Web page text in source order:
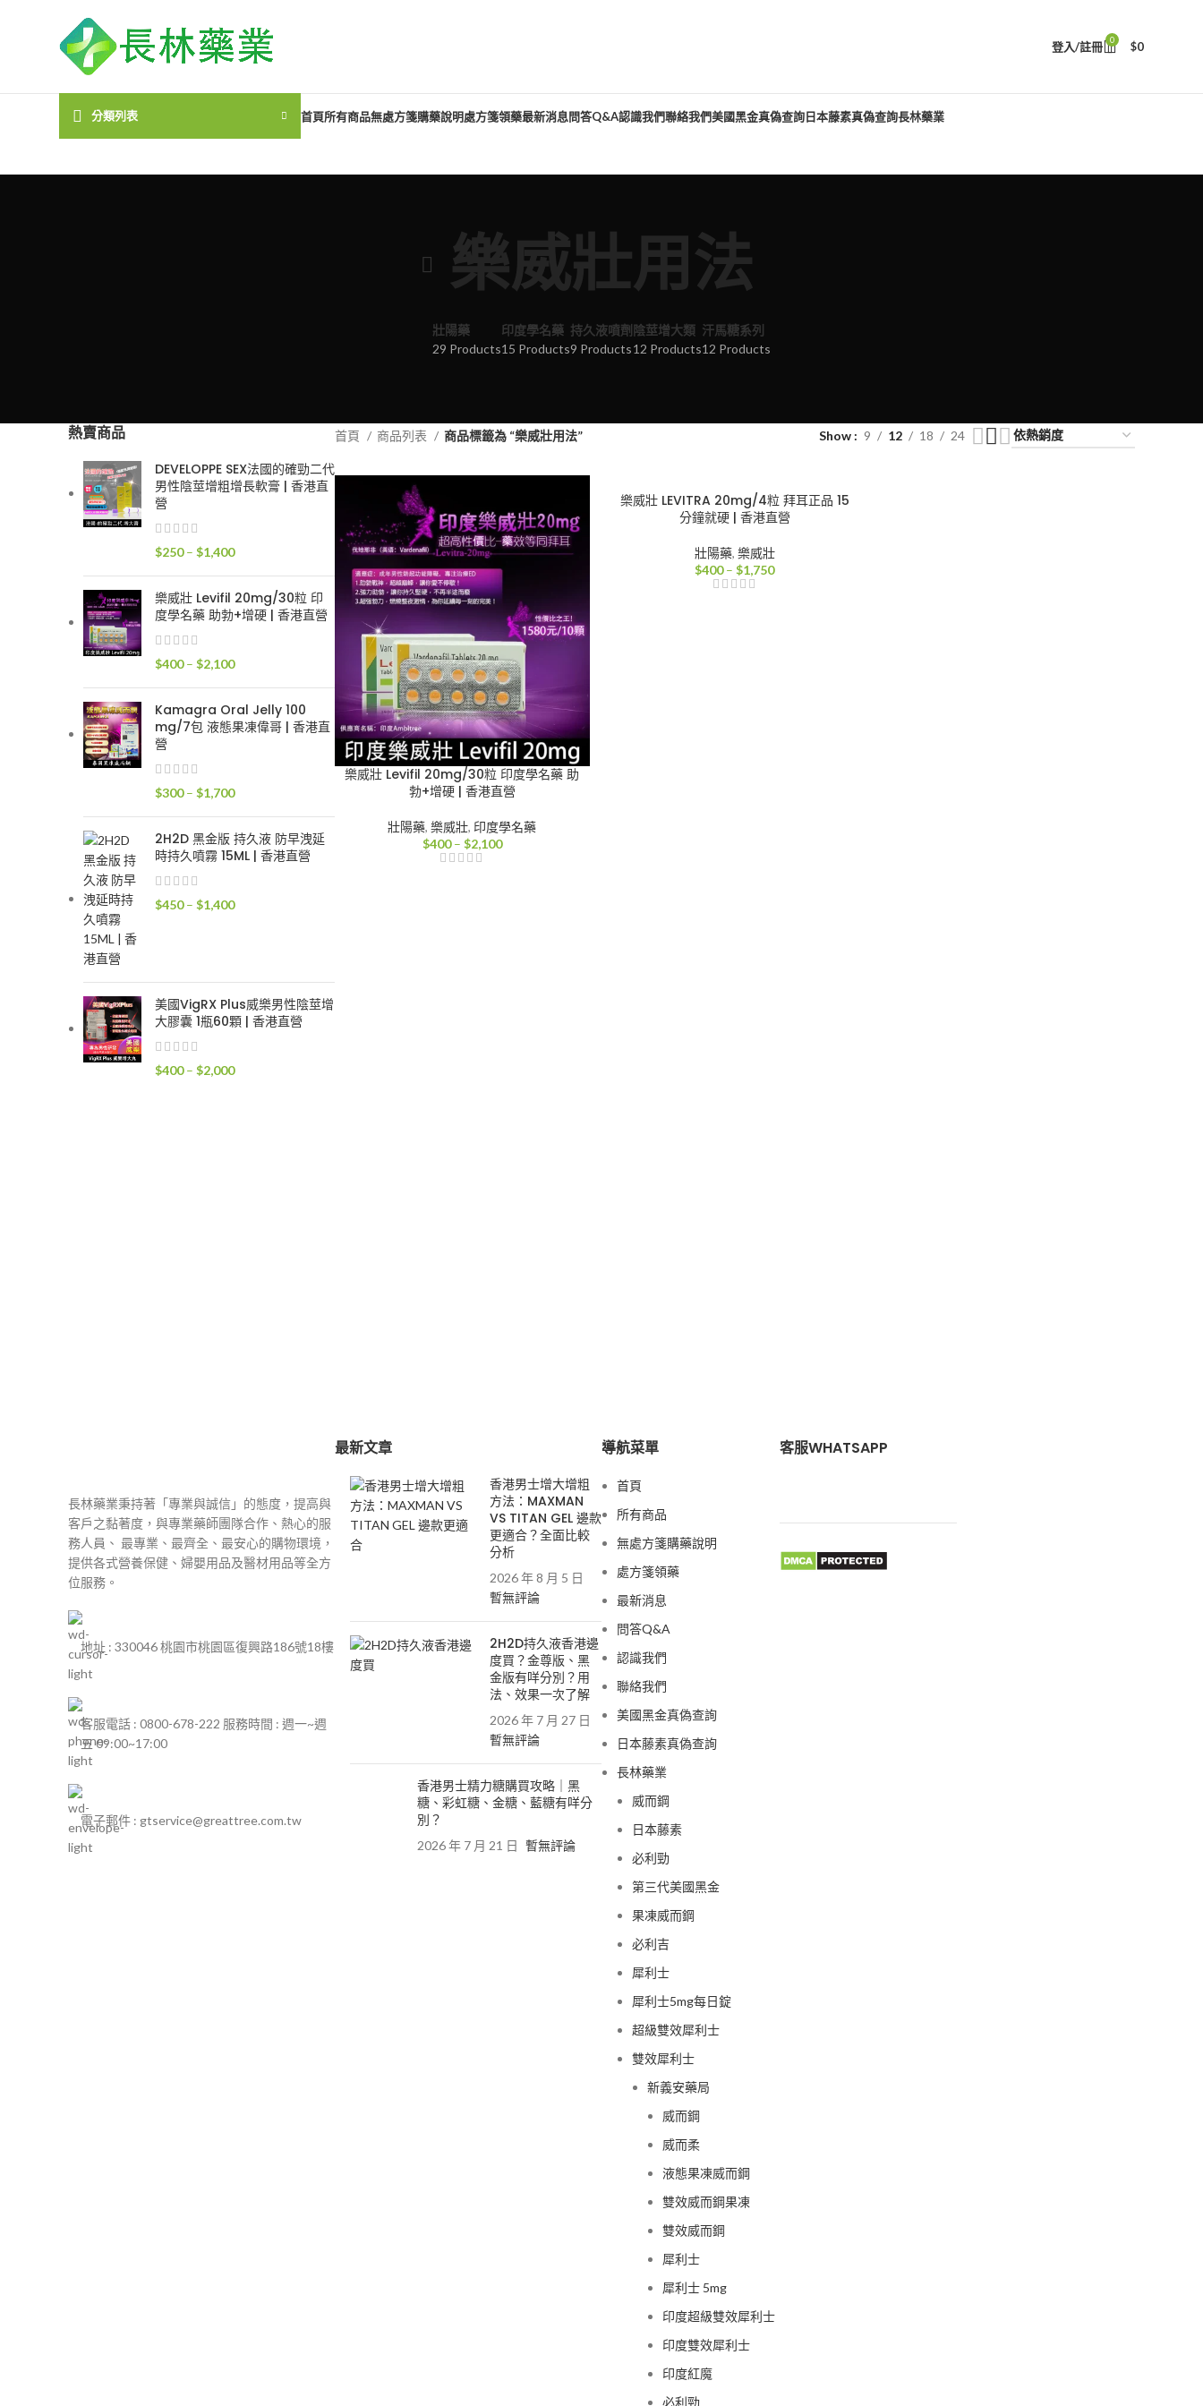
登入/註冊 0 $0
分類列表 首頁所有商品無處方箋購藥說明處方箋領藥最新消息問答Q&A認識我們聯絡我們美國黑金真偽查詢日本藤素真偽查詢長林藥業
樂威壯用法
壯陽藥
29 Products
印度學名藥
15 Products
持久液噴劑
9 Products
陰莖增大類
12 Products
汗馬糖系列
12 Products
熱賣商品
DEVELOPPE SEX法國的確勁二代
男性陰莖增粗增長軟膏 | 香港直
營
$250 – $1,400價
範
圍：
$1,400
樂威壯 Levifil 20mg/30粒 印
度學名藥 助勃+增硬 | 香港直營
$400 – $2,100價
圍：
Kamagra Oral Jelly 100
mg/7包 液態果凍偉哥 | 香港直
營
$300 – $1,700價
範
圍：
$1,700
2H2D 黑金版 持久液 防早洩延
時持久噴霧 15ML | 香港直營
$450 – $1,400價
$450
到
$1,400
美國VigRX Plus威樂男性陰莖增
大膠囊 1瓶60顆 | 香港直營
$400 – $2,000價
首頁 商品列表 商品標籤為 “樂威壯用法” Show 9 12 18 24
樂威壯 Levifil 20mg/30粒 印度學名藥 助
勃+增硬 | 香港直營
壯陽藥,樂威壯, 印度學名藥
$400 – $2,100價
樂威壯 LEVITRA 20mg/4粒 拜耳正品 15
分鐘就硬 | 香港直營
壯陽藥, 樂威壯
$400 – $1,750價
長林藥業秉持著「專業與誠信」的態度，提高與
客戶之黏著度，與專業藥師團隊合作、熱心的服
務人員、 最專業、最齊全、最安心的購物環境，
提供各式營養保健、婦嬰用品及醫材用品等全方
位服務。
地址 : 330046 桃園市桃園區復興路186號18樓
客服電話 : 0800-678-222 服務時間 : 週一~週
五 09:00~17:00
電子郵件 : gtservice@greattree.com.tw
最新文章
香港男士增大增粗
方法：MAXMAN
VS TITAN GEL 邊款
更適合？全面比較
分析
2026 年 8 月 5 日
暫無評論
2H2D持久液香港邊
度買？金尊版、黑
金版有咩分別？用
法、效果一次了解
2026 年 7 月 27 日
暫無評論
香港男士精力糖購買攻略｜黑
糖、彩虹糖、金糖、藍糖有咩分
別？
2026 年 7 月 21 日 暫無評論
導航菜單
首頁
所有商品
無處方箋購藥說明
處方箋領藥
最新消息
問答Q&A
認識我們
聯絡我們
美國黑金真偽查詢
日本藤素真偽查詢
長林藥業
威而鋼
日本藤素
必利勁
第三代美國黑金
果凍威而鋼
必利吉
犀利士
犀利士5mg每日錠
超級雙效犀利士
雙效犀利士
新義安藥局
威而鋼
威而柔
液態果凍威而鋼
雙效威而鋼果凍
雙效威而鋼
犀利士
犀利士 5mg
印度超級雙效犀利士
印度雙效犀利士
印度紅魔
必利勁
客服WHATSAPP